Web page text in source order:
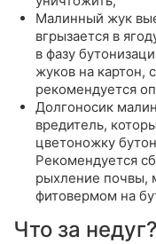
Малинный жук
вгрызается в
в фазу
жуков на картон,
рекомендуется
Долгоносик
вредитель,
цветоножку
Рекомендуется
рыхление почвы,
фитовермом на
Что за недуг?